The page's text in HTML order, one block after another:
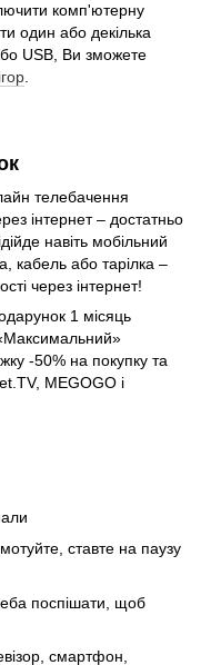
комп'ютерну
один або декілька
USB, Ви зможете
телебачення
інтернет – достатньо
навіть мобільний
кабель або тарілка –
через інтернет!
1 місяць
-50% на покупку та
MEGOGO і
ставте на паузу
поспішати, щоб
смартфон,